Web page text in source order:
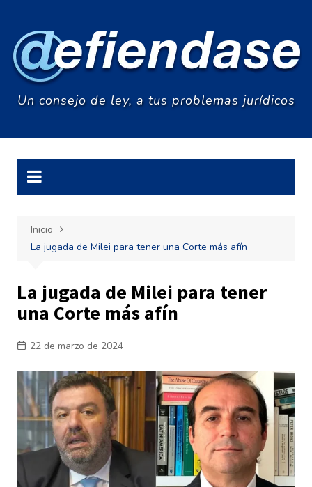
contenido
Un consejo de ley, a tus problemas jurídicos
Inicio
La jugada de Milei para tener una Corte más afín
La jugada de Milei para tener
una Corte más afín
22 de marzo de 2024